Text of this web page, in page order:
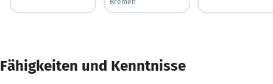
Fähigkeiten und Kenntnisse